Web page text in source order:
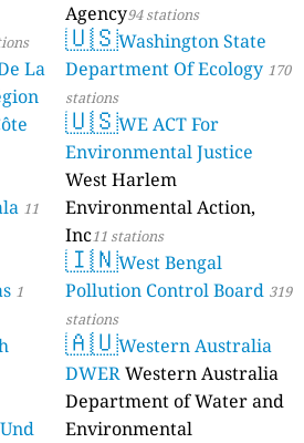
La
11
1
Agency94 stations
🇺🇸Washington State
Department Of Ecology 170
stations
🇺🇸WE ACT For
Environmental Justice
West Harlem
Environmental Action,
Inc11 stations
🇮🇳West Bengal
Pollution Control Board 319
stations
🇦🇺Western Australia
DWERWestern Australia
Department of Water and
Environmental